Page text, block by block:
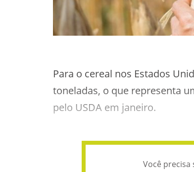
Para o cereal nos Estados
toneladas, o que representa
pelo USDA em janeiro.
Você precisa